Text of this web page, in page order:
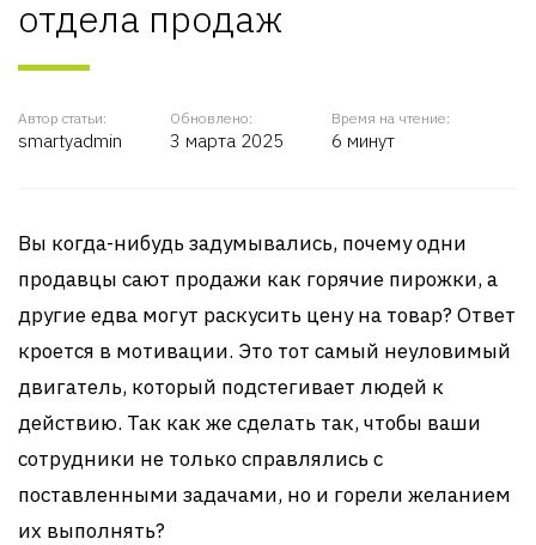
отдела продаж
Автор статьи:
smartyadmin
Обновлено:
3 марта 2025
Время на чтение:
6 минут
Вы когда-нибудь задумывались, почему одни
продавцы сают продажи как горячие пирожки, а
другие едва могут раскусить цену на товар? Ответ
кроется в мотивации. Это тот самый неуловимый
двигатель, который подстегивает людей к
действию. Так как же сделать так, чтобы ваши
сотрудники не только справлялись с
поставленными задачами, но и горели желанием
их выполнять?